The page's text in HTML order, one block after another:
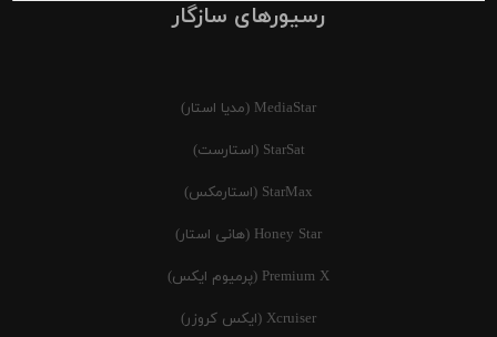
رسیورهای سازگار
MediaStar (مدیا استار)
StarSat (استارست)
StarMax (استارمکس)
Honey Star (هانی استار)
Premium X (پرمیوم ایکس)
Xcruiser (ایکس کروزر)